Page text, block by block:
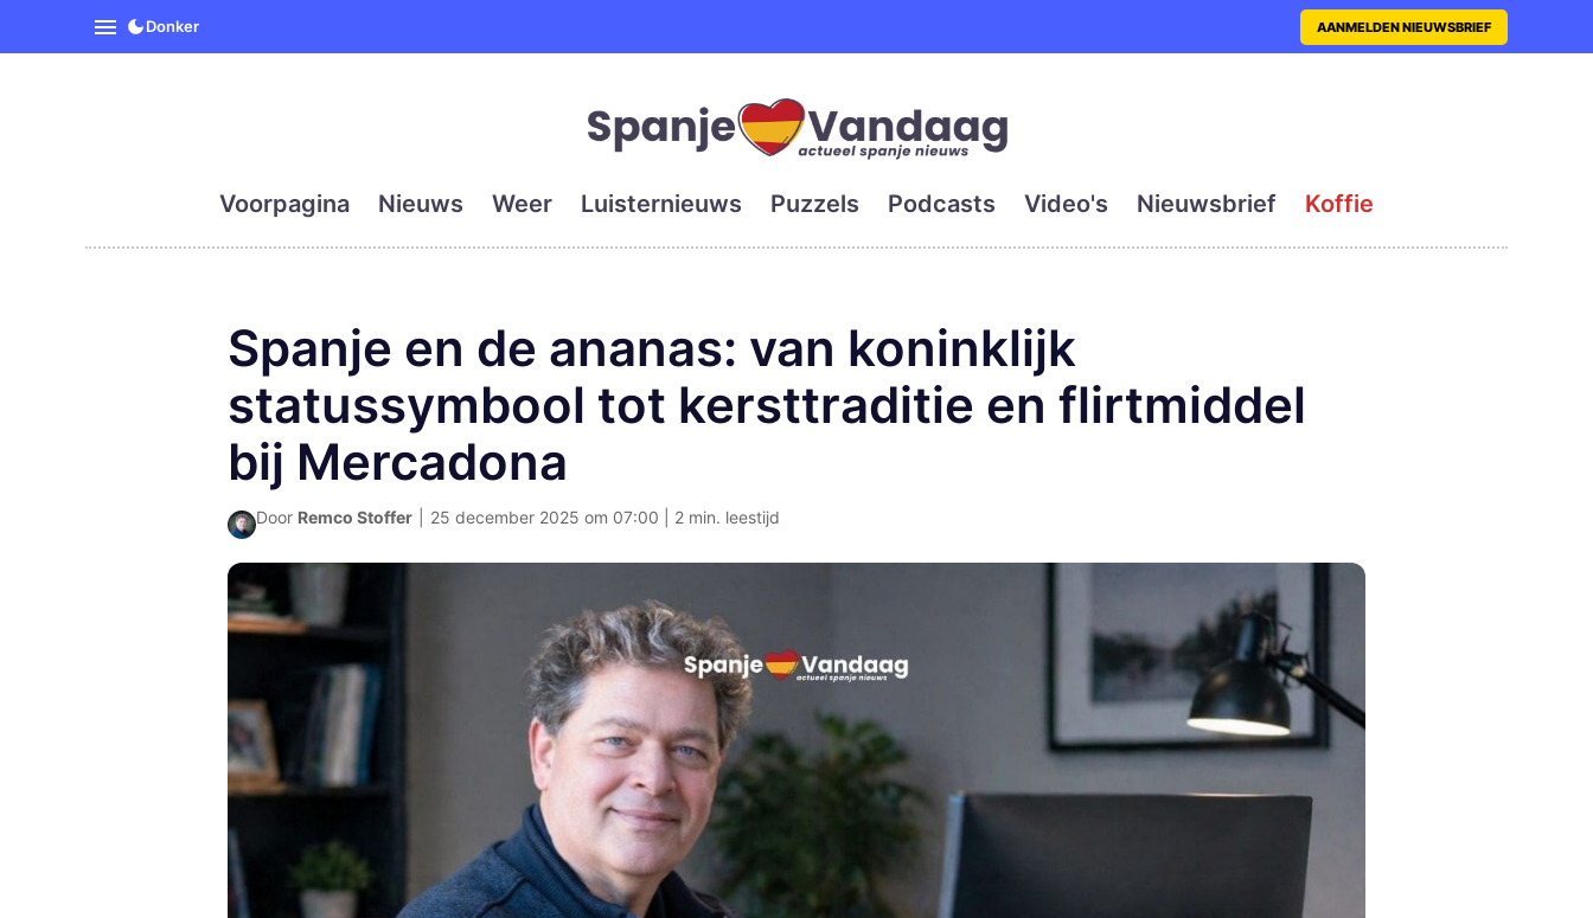
SpanjeVandaag is de eerste en grootste digitale krant met actueel en
Donker AANMELDEN NIEUWSBRIEF
Voorpagina Nieuws Weer Luisternieuws Puzzels Podcasts Video's Nieuwsbrief Koffie
Spanje en de ananas: van koninklijk
statussymbool tot kersttraditie en flirtmiddel
bij Mercadona
Door Remco Stoffer 25 december 2025 om 07:00 | 2 min. leestijd